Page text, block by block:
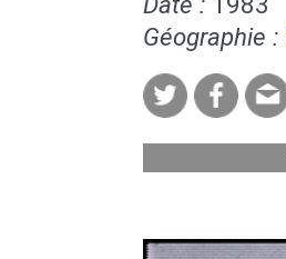
Géographie :